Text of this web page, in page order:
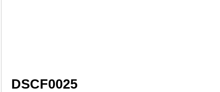
DSCF0025